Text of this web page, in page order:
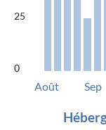
25
0
Août Sep